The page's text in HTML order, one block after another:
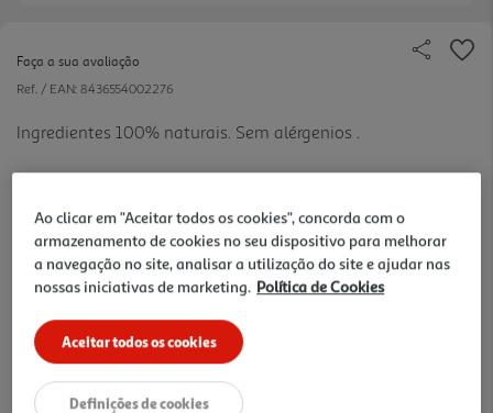
Faça a sua avaliação
Ref. / EAN: 8436554002276
Ingredientes 100% naturais. Sem alérgenios .
25.76 €/Kg
219,00 €
Notas de preparação
Ao clicar em "Aceitar todos os cookies", concorda com o
armazenamento de cookies no seu dispositivo para melhorar
a navegação no site, analisar a utilização do site e ajudar nas
nossas iniciativas de marketing. Política de Cookies
Aceitar todos os cookies
Definições de cookies